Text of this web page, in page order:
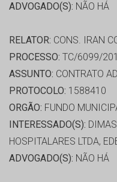
ADVOGADO(S): NÃO HÁ
RELATOR: CONS. IRAN
PROCESSO: TC/6099/
ASSUNTO: CONTRATO
PROTOCOLO: 1588410
ORGÃO: FUNDO
INTERESSADO(S):
HOSPITALARES LTDA,
ADVOGADO(S): NÃO HÁ